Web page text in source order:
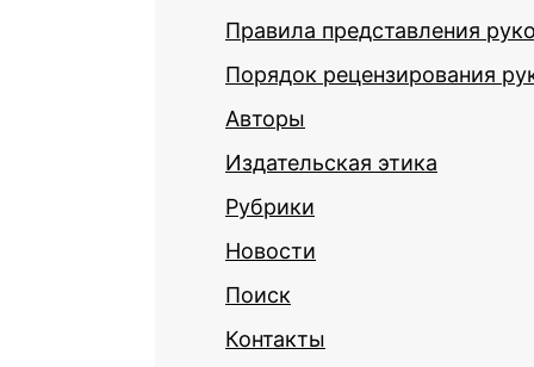
Правила представления
Порядок рецензирования
Авторы
Издательская этика
Рубрики
Новости
Поиск
Контакты